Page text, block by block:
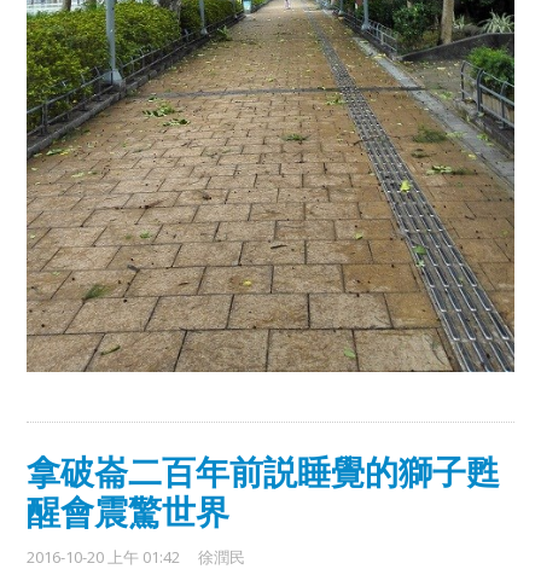
拿破崙二百年前説睡覺的獅子甦
醒會震驚世界
2016-10-20 上午 01:42 徐潤民